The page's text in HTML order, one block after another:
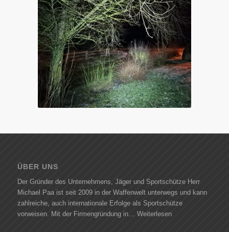
ÜBER UNS
Der Gründer des Unternehmens, Jäger und Sportschütze Herr
Michael Paa ist seit 2009 in der Waffenwelt unterwegs und kann
zahlreiche, auch internationale Erfolge als Sportschütze
vorweisen. Mit der Firmengründung in… Weiterlesen